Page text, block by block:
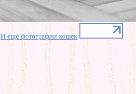
И еще фотографии кошек